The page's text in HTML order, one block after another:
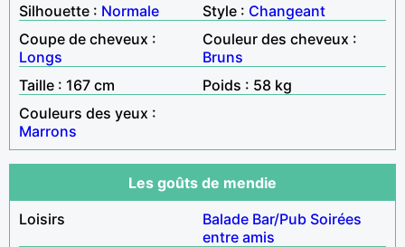
Silhouette : Normale Style : Changeant
Coupe de cheveux :
Longs
Couleur des cheveux :
Bruns
Taille : 167 cm
Poids : 58 kg
Couleurs des yeux :
Marrons
Les goûts de mendie
Loisirs
Balade Bar/Pub Soirées
entre amis